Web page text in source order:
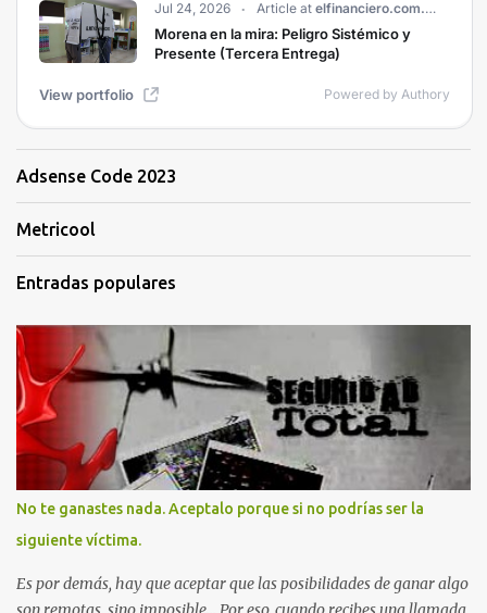
Adsense Code 2023
Metricool
Entradas populares
No te ganastes nada. Aceptalo porque si no podrías ser la
siguiente víctima.
Es por demás, hay que aceptar que las posibilidades de ganar algo